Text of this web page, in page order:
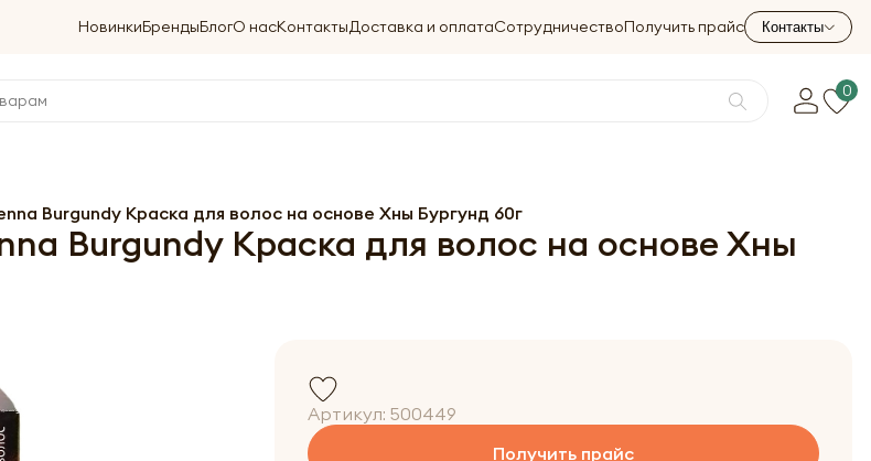
НовинкиБрендыБлогО насКонтактыДоставка и оплатаСотрудничествоПолучить прайс Контакты
0
Burgundy Краска для волос на основе Хны Бургунд 60г
Burgundy Краска для волос на основе Хны
Артикул: 500449
Получить прайс